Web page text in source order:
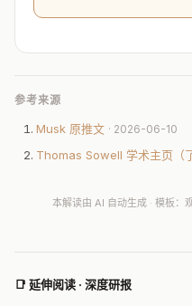
参考来源
Musk 原推文 · 2026-06-10
Thomas Sowell 学术主页（
本解读由 AI 自动生成 · 模板：
📑 延伸阅读 · 深度研报